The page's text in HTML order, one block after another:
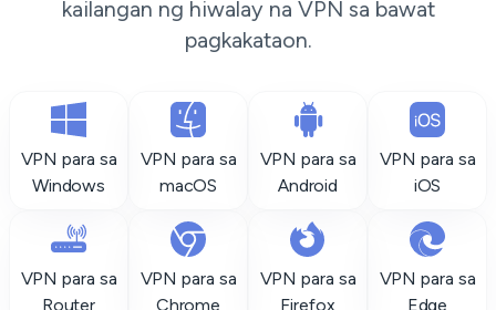
kailangan ng hiwalay na VPN sa bawat
pagkakataon.
VPN para sa
Windows
VPN para sa
macOS
VPN para sa
Android
VPN para sa
iOS
VPN para sa
Router
VPN para sa
Chrome
VPN para sa
Firefox
VPN para sa
Edge